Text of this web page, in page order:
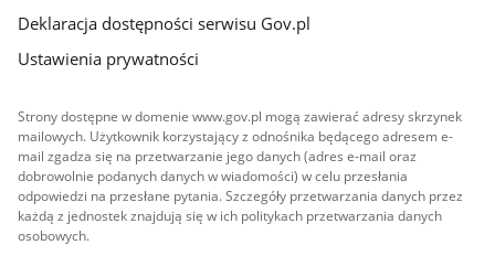
Deklaracja dostępności serwisu Gov.pl
Ustawienia prywatności
Strony dostępne w domenie www.gov.pl mogą zawierać adresy skrzynek
mailowych. Użytkownik korzystający z odnośnika będącego adresem e-
mail zgadza się na przetwarzanie jego danych (adres e-mail oraz
dobrowolnie podanych danych w wiadomości) w celu przesłania
odpowiedzi na przesłane pytania. Szczegóły przetwarzania danych przez
każdą z jednostek znajdują się w ich politykach przetwarzania danych
osobowych.